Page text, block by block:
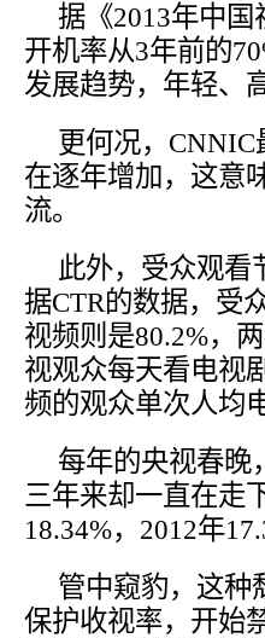
据《2013年中
开机率从3年前的
发展趋势，年轻、
更何况，
在逐年增加，这意
流。
此外，受众观看
据CTR的数据，受
视频则是80.2%，
视观众每天看电视
频的观众单次人均
每年的央视春晚
三年来却一直在走
18.34%，2012年
管中窥豹，这种
保护收视率，开始